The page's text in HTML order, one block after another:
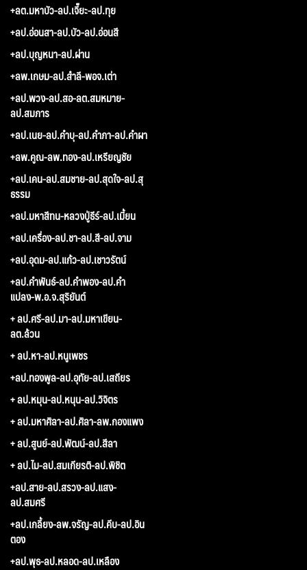
+ลต.มหาบัว-ลป.เจี๊ยะ-ลป.ทุย
+ลป.อ่อนสา-ลป.บัว-ลป.อ่อนสี
+ลป.บุญหนา-ลป.ผ่าน
+ลพ.เกษม-ลป.สำลี-พอจ.เต่า
+ลป.พวง-ลป.สอ-ลต.สมหมาย-
ลป.สมภาร
+ลป.เนย-ลป.คำบุ-ลป.คำภา-ลป.คำผา
+ลพ.คูณ-ลพ.ทอง-ลป.เหรียญชัย
+ลป.เคน-ลป.สมชาย-ลป.สุดใจ-ลป.สุ
ธรรม
+ลป.มหาสีทน-หลวงปู่ธีร์-ลป.เมี้ยน
+ลป.เครื่อง-ลป.ชา-ลป.สี-ลป.จาม
+ลป.อุดม-ลป.แก้ว-ลป.เชาวรัตน์
+ลป.คำพันธ์-ลป.คำพอง-ลป.คำ
แปลง-พ.อ.จ.สุริยันต์
+ ลป.ศรี-ลป.มา-ลป.มหาเขียน-
ลต.ล้วน
+ ลป.หา-ลป.หนูเพชร
+ลป.ทองพูล-ลป.อุทัย-ลป.เสถียร
+ ลป.หมุน-ลป.หนุน-ลป.วิจิตร
+ ลป.มหาศิลา-ลป.ศิลา-ลพ.กองแพง
+ ลป.สูนย์-ลป.พัฒน์-ลป.สีลา
+ ลป.ไม-ลป.สมเกียรติ-ลป.พิชิต
+ลป.สาย-ลป.สรวง-ลป.แสง-
ลป.สมศรี
+ลป.เกลี้ยง-ลพ.จรัญ-ลป.คีบ-ลป.อิน
ตอง
+ลป.พุธ-ลป.หลอด-ลป.เหลือง